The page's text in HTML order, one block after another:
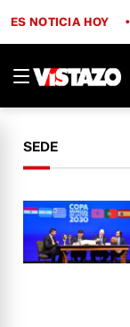
ES NOTICIA HOY
SEDE